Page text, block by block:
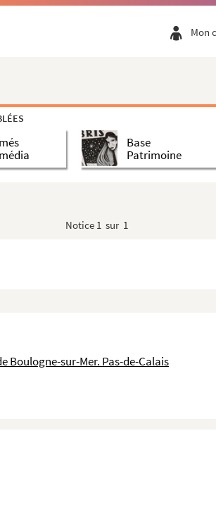
Mon
Base
Patrimoine
Notice 1 sur 1
Boulogne-sur-Mer. Pas-de-Calais